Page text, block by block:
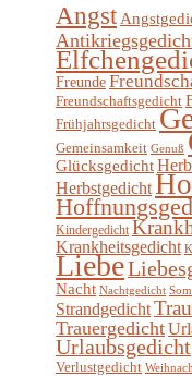
Angst
Freunde
Freundschaftsgedicht
Frühjahrsgedicht
Gemeinsamkeit Genuß
Glücksgedicht
Herbstgedicht
Kindergedicht
Krankheitsgedicht
Liebe
Nacht Nachtgedicht
Strandgedicht
Trauergedicht
Urlaubsgedicht
Verlustgedicht